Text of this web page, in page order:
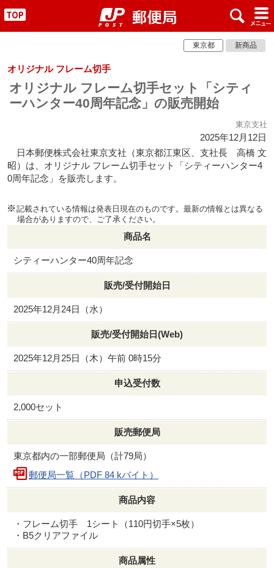
" x #
東京都 新商品
オリジナル フレーム切手
オリジナル フレーム切手セット「シティ
ーハンター40周年記念」の販売開始
東京支社
2025年12月12日
日本郵便株式会社東京支社（東京都江東区、支社長 高橋 文
昭）は、オリジナル フレーム切手セット「シティーハンター4
0周年記念」を販売します。
記載されている情報は発表日現在のものです。最新の情報とは異なる
場合がありますので、ご了承ください。
商品名
シティーハンター40周年記念
販売/受付開始日
2025年12月24日（水）
販売/受付開始日(Web)
2025年12月25日（木）午前 0時15分
申込受付数
2,000セット
販売郵便局
東京都内の一部郵便局（計79局）
郵便局一覧（PDF 84 kバイト）
商品内容
・フレーム切手 1シート（110円切手×5枚）
・B5クリアファイル
商品属性